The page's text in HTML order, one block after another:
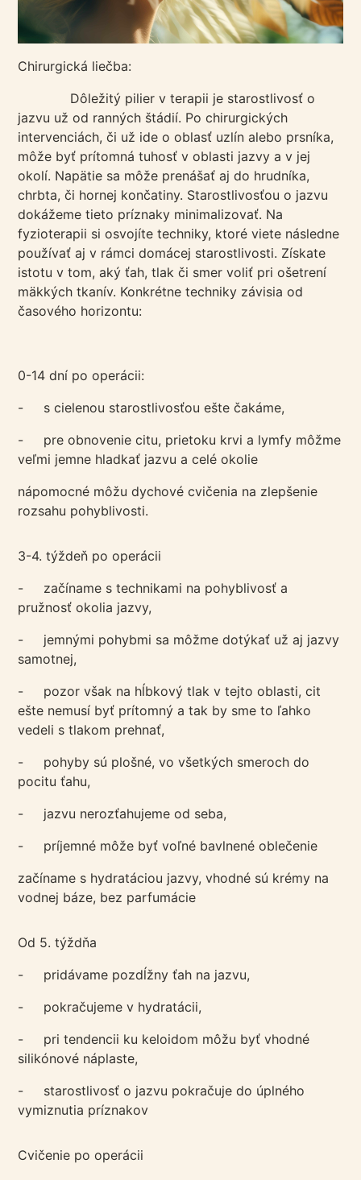
Chirurgická liečba:
Dôležitý pilier v terapii je starostlivosť o
jazvu už od ranných štádií. Po chirurgických
intervenciách, či už ide o oblasť uzlín alebo prsníka,
môže byť prítomná tuhosť v oblasti jazvy a v jej
okolí. Napätie sa môže prenášať aj do hrudníka,
chrbta, či hornej končatiny. Starostlivosťou o jazvu
dokážeme tieto príznaky minimalizovať. Na
fyzioterapii si osvojíte techniky, ktoré viete následne
používať aj v rámci domácej starostlivosti. Získate
istotu v tom, aký ťah, tlak či smer voliť pri ošetrení
mäkkých tkanív. Konkrétne techniky závisia od
časového horizontu:
0-14 dní po operácii:
- s cielenou starostlivosťou ešte čakáme,
- pre obnovenie citu, prietoku krvi a lymfy môžme
veľmi jemne hladkať jazvu a celé okolie
nápomocné môžu dychové cvičenia na zlepšenie
rozsahu pohyblivosti.
3-4. týždeň po operácii
- začíname s technikami na pohyblivosť a
pružnosť okolia jazvy,
- jemnými pohybmi sa môžme dotýkať už aj jazvy
samotnej,
- pozor však na hĺbkový tlak v tejto oblasti, cit
ešte nemusí byť prítomný a tak by sme to ľahko
vedeli s tlakom prehnať,
- pohyby sú plošné, vo všetkých smeroch do
pocitu ťahu,
- jazvu nerozťahujeme od seba,
- príjemné môže byť voľné bavlnené oblečenie
začíname s hydratáciou jazvy, vhodné sú krémy na
vodnej báze, bez parfumácie
Od 5. týždňa
- pridávame pozdĺžny ťah na jazvu,
- pokračujeme v hydratácii,
- pri tendencii ku keloidom môžu byť vhodné
silikónové náplaste,
- starostlivosť o jazvu pokračuje do úplného
vymiznutia príznakov
Cvičenie po operácii